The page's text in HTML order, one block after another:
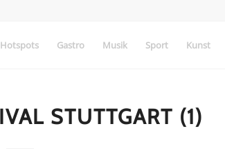
Hotspots Gastro Musik Sport Kunst
STUTTGART (1)